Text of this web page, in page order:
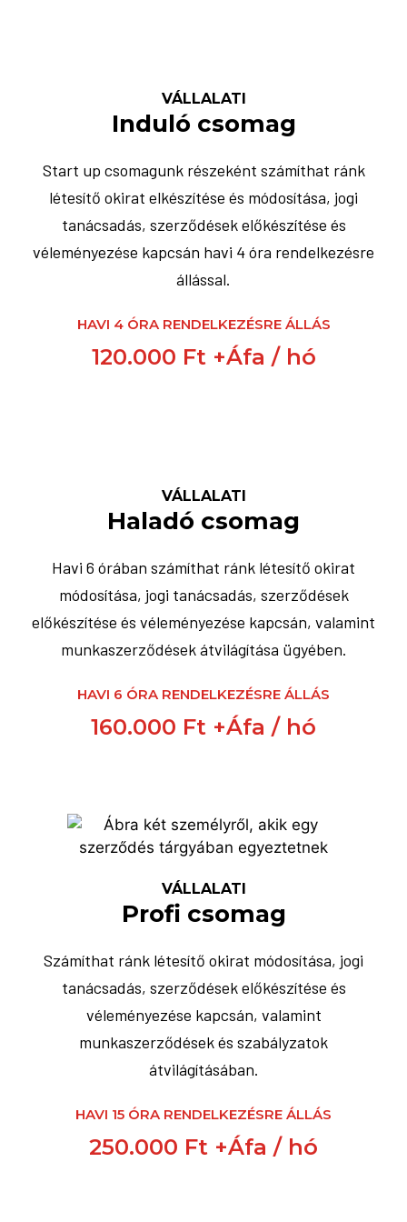
VÁLLALATI
Induló csomag
Start up csomagunk részeként számíthat ránk
létesítő okirat elkészítése és módosítása, jogi
tanácsadás, szerződések előkészítése és
véleményezése kapcsán havi 4 óra rendelkezésre
állással.
HAVI 4 ÓRA RENDELKEZÉSRE ÁLLÁS
120.000 Ft +Áfa / hó
VÁLLALATI
Haladó csomag
Havi 6 órában számíthat ránk létesítő okirat
módosítása, jogi tanácsadás, szerződések
előkészítése és véleményezése kapcsán, valamint
munkaszerződések átvilágítása ügyében.
HAVI 6 ÓRA RENDELKEZÉSRE ÁLLÁS
160.000 Ft +Áfa / hó
VÁLLALATI
Profi csomag
Számíthat ránk létesítő okirat módosítása, jogi
tanácsadás, szerződések előkészítése és
véleményezése kapcsán, valamint
munkaszerződések és szabályzatok
átvilágításában.
HAVI 15 ÓRA RENDELKEZÉSRE ÁLLÁS
250.000 Ft +Áfa / hó